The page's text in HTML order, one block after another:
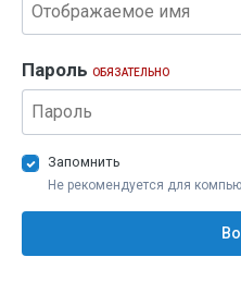
Пароль ОБЯЗАТЕЛЬНО
Запомнить
Не рекомендуется для